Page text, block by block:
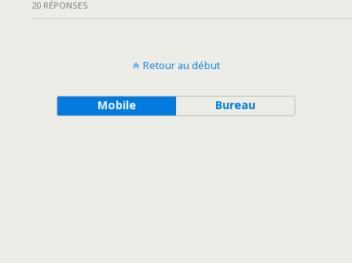
20 RÉPONSES
Retour au début
Mobile Bureau